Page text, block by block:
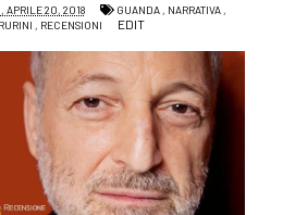
APRILE 20, 2018 GUANDA, NARRATIVA,
, RECENSIONI EDIT